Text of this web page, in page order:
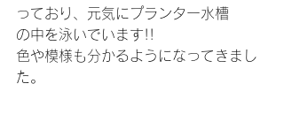
っており、元気にプランター水槽
の中を泳いでいます!!
色や模様も分かるようになってきまし
た。